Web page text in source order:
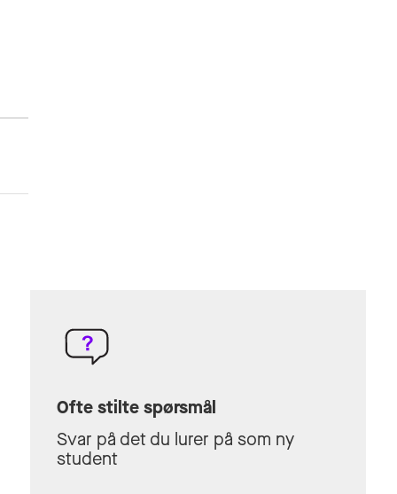
Ofte stilte spørsmål
Svar på det du lurer på som ny
student